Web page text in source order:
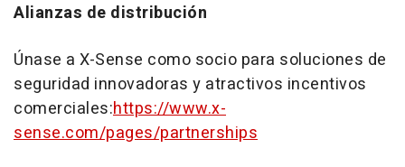
Alianzas de distribución
Únase a X-Sense como socio para soluciones de
seguridad innovadoras y atractivos incentivos
comerciales:https://www.x-
sense.com/pages/partnerships